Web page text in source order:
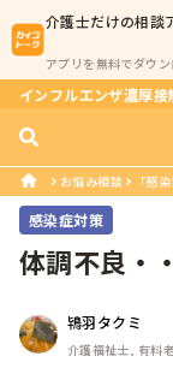
介護士だけの相談
アプリを無料でダウン
インフルエンザ濃厚
お悩み相談 「感
感染症対策
体調不良・
鴇羽タクミ
介護福祉士, 有料